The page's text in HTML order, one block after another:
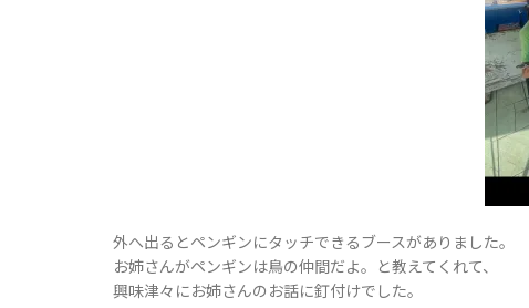
外へ出るとペンギンにタッチできるブースがありました。
お姉さんがペンギンは鳥の仲間だよ。と教えてくれて、
興味津々にお姉さんのお話に釘付けでした。